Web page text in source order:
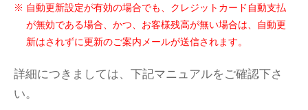
自動更新設定が有効の場合でも、クレジットカード自動支払
が無効である場合、かつ、お客様残高が無い場合は、自動更
新はされずに更新のご案内メールが送信されます。
詳細につきましては、下記マニュアルをご確認下さ
い。